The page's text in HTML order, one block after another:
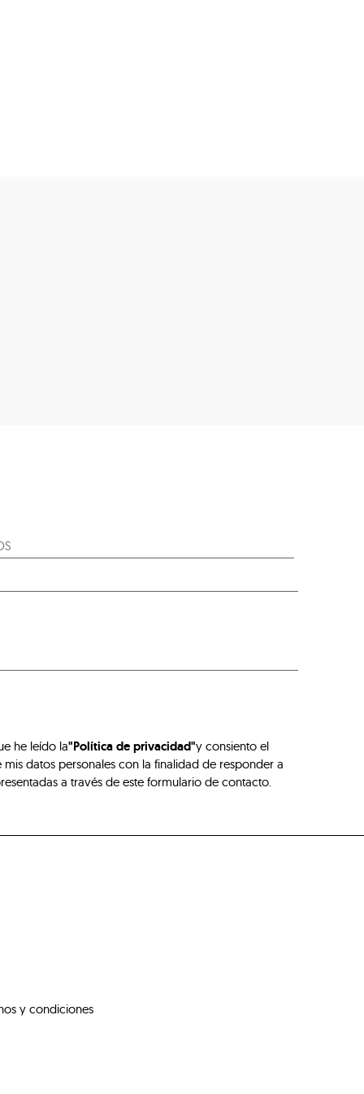
he leído la"Política de privacidad"y consiento el
datos personales con la finalidad de responder a
a través de este formulario de contacto.
y condiciones